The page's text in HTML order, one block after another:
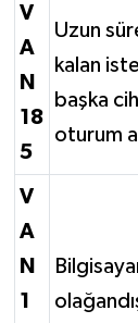
V
A
N
18
5
Uzun
kalan
başka
oturum
V
A
N
1